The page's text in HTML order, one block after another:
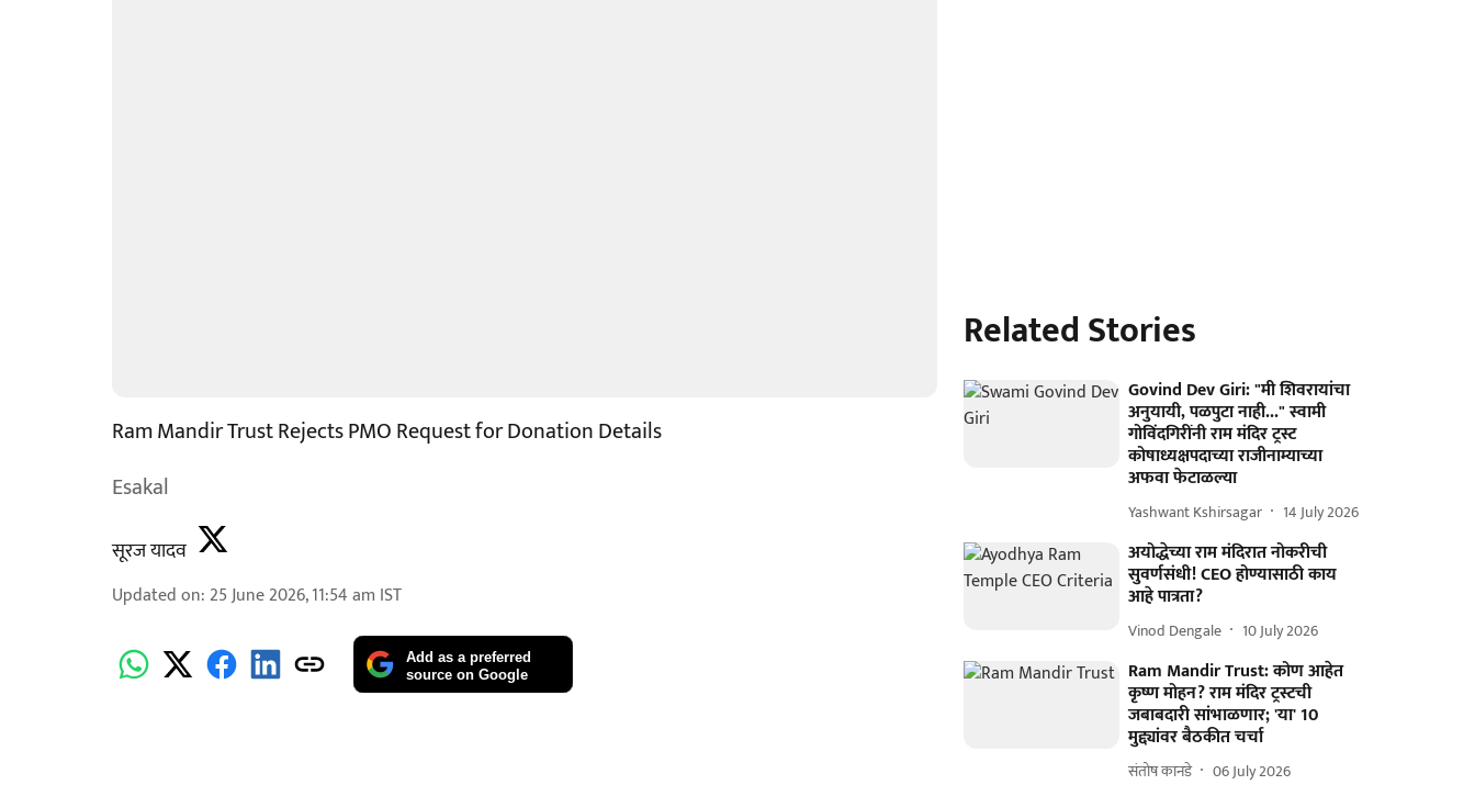
Ram Mandir Trust Rejects PMO Request for Donation Details
Esakal
सूरज यादव
Updated on: 25 June 2026, 11:54 am IST
Add as a preferred
source on Google
Related Stories
Govind Dev Giri: "मी शिवरायांचा
अनुयायी, पळपुटा नाही..." स्वामी
गोविंदगिरींनी राम मंदिर ट्रस्ट
कोषाध्यक्षपदाच्या राजीनाम्याच्या
अफवा फेटाळल्या
Yashwant Kshirsagar 14 July 2026
अयोद्धेच्या राम मंदिरात नोकरीची
सुवर्णसंधी! CEO होण्यासाठी काय
आहे पात्रता?
Vinod Dengale 10 July 2026
Ram Mandir Trust: कोण आहेत
कृष्ण मोहन? राम मंदिर ट्रस्टची
जबाबदारी सांभाळणार; 'या' 10
मुद्द्यांवर बैठकीत चर्चा
संतोष कानडे 06 July 2026